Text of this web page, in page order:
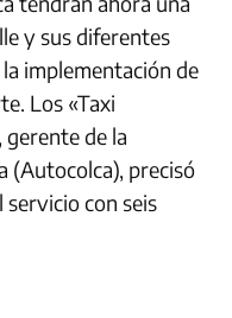
y sus diferentes
implementación de
Los «Taxi
gerente de la
(Autocolca), precisó
con seis